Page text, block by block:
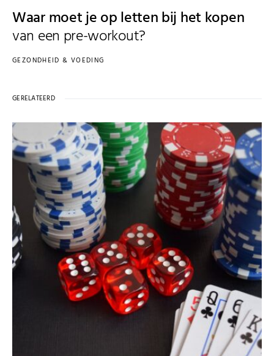
Waar moet je op letten bij het kopen
van een pre-workout?
GEZONDHEID & VOEDING
GERELATEERD